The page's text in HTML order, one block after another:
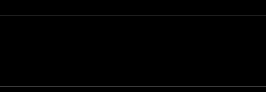
😢